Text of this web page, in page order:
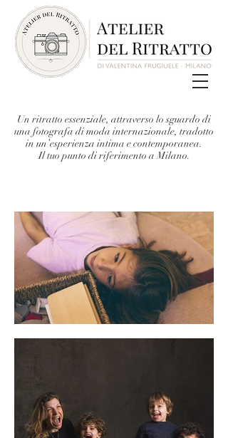
Un ritratto essenziale, attraverso lo sguardo di
una fotografa di moda internazionale, tradotto
in un’esperienza intima e contemporanea.
Il tuo punto di riferimento a Milano.